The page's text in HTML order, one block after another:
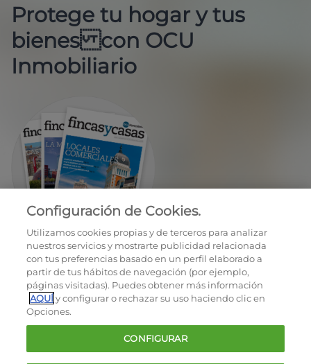
Protege tu hogar y tus
bienes con OCU
Inmobiliario
EN REGALO LA REVISTA BIMESTRAL
OCU © 2026
Cookies
Configuración de Cookies.
Utilizamos cookies propias y de terceros para analizar
nuestros servicios y mostrarte publicidad relacionada
con tus preferencias basado en un perfil elaborado a
partir de tus hábitos de navegación (por ejemplo,
páginas visitadas). Puedes obtener más información
AQUÍy configurar o rechazar su uso haciendo clic en
Opciones.
CONFIGURAR